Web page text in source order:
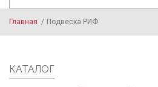
Главная / Подвеска РИФ
КАТАЛОГ